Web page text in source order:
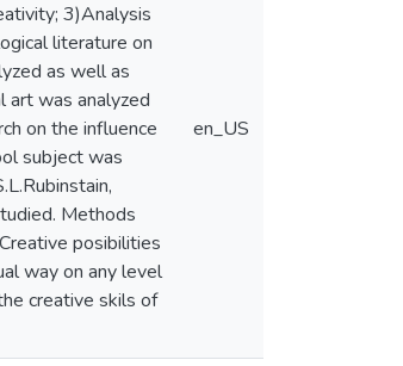
3)Analysis
literature on
as well as
art was analyzed
on the influence
subject was
Methods
posibilities
way on any level
creative skils of
en_US